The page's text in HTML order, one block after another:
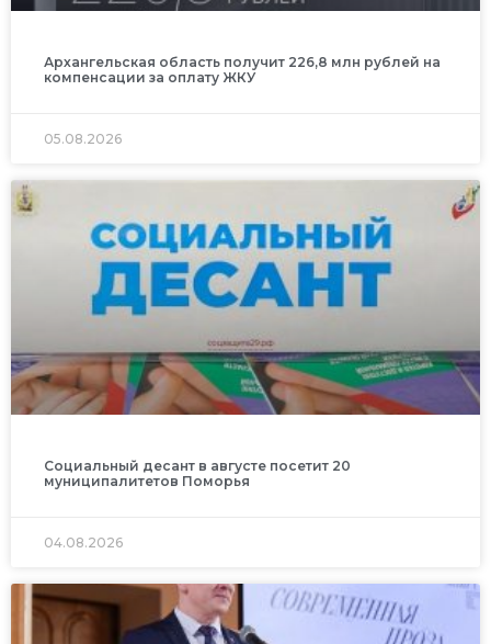
Архангельская область получит 226,8 млн рублей на
компенсации за оплату ЖКУ
05.08.2026
Социальный десант в августе посетит 20
муниципалитетов Поморья
04.08.2026